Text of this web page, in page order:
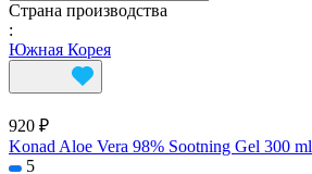
Страна производства
:
Южная Корея
920 ₽
Konad Aloe Vera 98% Sootning Gel 300 ml
5